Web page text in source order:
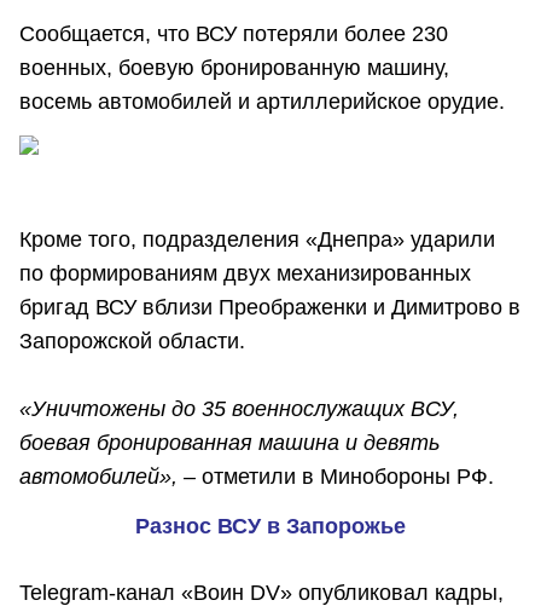
Сообщается, что ВСУ потеряли более 230
военных, боевую бронированную машину,
восемь автомобилей и артиллерийское орудие.
Кроме того, подразделения «Днепра» ударили
по формированиям двух механизированных
бригад ВСУ вблизи Преображенки и Димитрово в
Запорожской области.
«Уничтожены до 35 военнослужащих ВСУ,
боевая бронированная машина и девять
автомобилей», – отметили в Минобороны РФ.
Разнос ВСУ в Запорожье
Telegram-канал «Воин DV» опубликовал кадры,